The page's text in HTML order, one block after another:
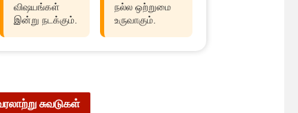
விஷயங்கள்
இன்று நடக்கும்.
நல்ல ஒற்றுமை
உருவாகும்.
சுவடுகள்